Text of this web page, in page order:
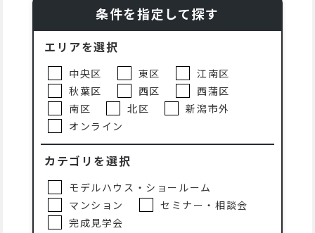
条件を指定して探す
エリアを選択
中央区 東区
江南区
秋葉区
西区
西蒲区
南区
北区
新潟市外
オンライン
カテゴリを選択
モデルハウス・ショールーム
マンション
セミナー・相談会
完成見学会